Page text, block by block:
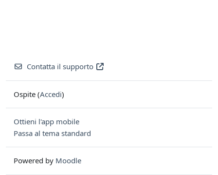
Contatta il supporto
Ospite (Accedi)
Ottieni l'app mobile
Passa al tema standard
Powered by Moodle